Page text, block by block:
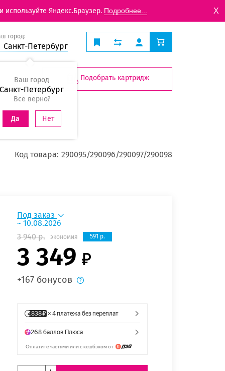
Яндекс.Браузер. Подробнее... X
город:
Санкт-Петербург
Ваш город
Санкт-Петербург
Все верно?
Да Нет
Подобрать картридж
Код товара: 290095/290096/290097/290098
Под заказ
~ 10.08.2026
3 940 р.
3 349
экономия 591 р.
+167 бонусов